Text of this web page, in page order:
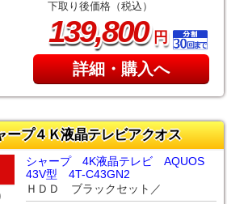
下取り後価格（税込）
139,800円
詳細・購入へ
ープ４Ｋ液晶テレビアクオス
シャープ 4K液晶テレビ AQUOS
43V型 4T-C43GN2
ＨＤＤ ブラックセット／